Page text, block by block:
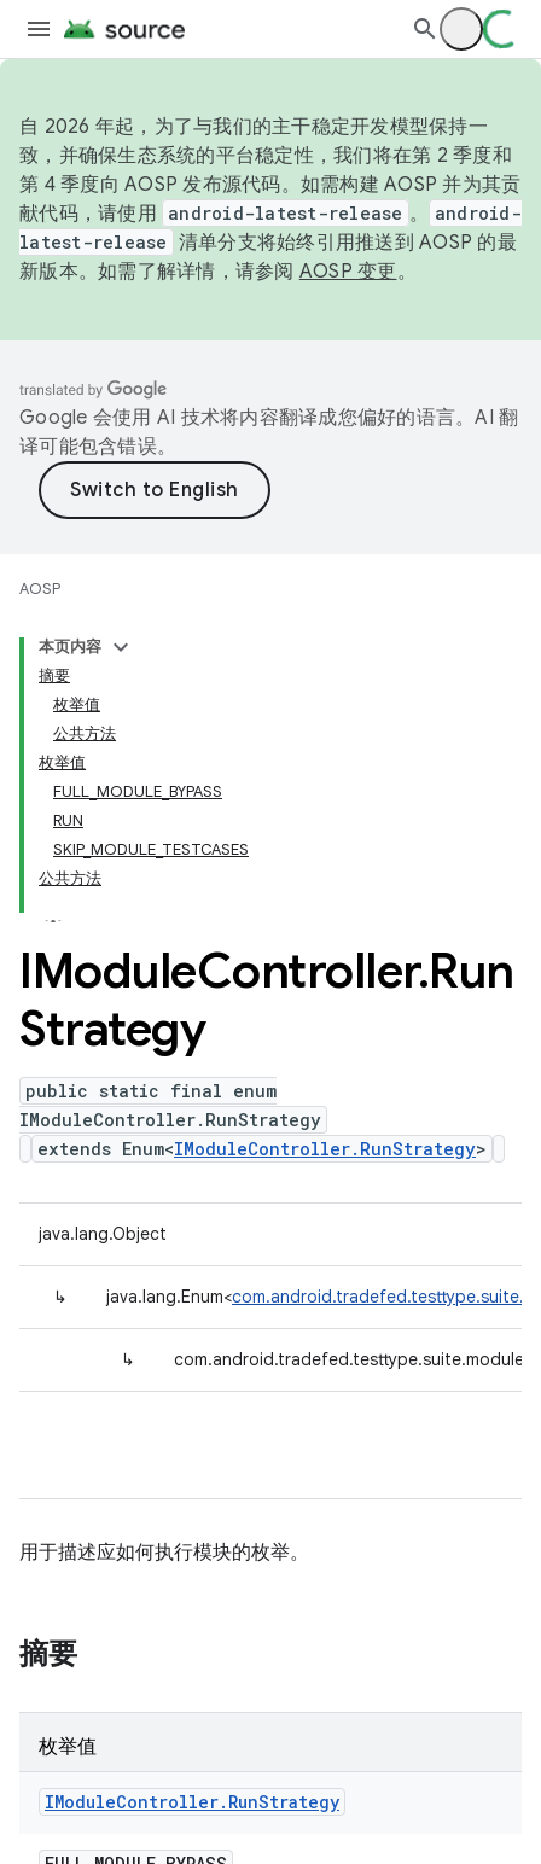
自 2026 年起，为了与我们的主干稳定开发模型保持一
致，并确保生态系统的平台稳定性，我们将在第 2 季度和
第 4 季度向 AOSP 发布源代码。如需构建 AOSP 并为其贡
献代码，请使用 android-latest-release 。
android-
latest-release 清单分支将始终引用推送到 AOSP 的最
新版本。如需了解详情，请参阅 AOSP 变更。
Google 会使用 AI 技术将内容翻译成您偏好的语言。AI 翻
译可能包含错误。
AOSP
本页内容
摘要
枚举值
公共方法
枚举值
FULL_MODULE_BYPASS
RUN
SKIP_MODULE_TESTCASES
公共方法
IModuleController.Run
Strategy
public static final enum
IModuleController.RunStrategy
extends Enum<IModuleController.RunStrategy>
java.lang.Object
↳ java.lang.Enum<
↳
用于描述应如何执行模块的枚举。
摘要
枚举值
IModuleController. RunStrategy